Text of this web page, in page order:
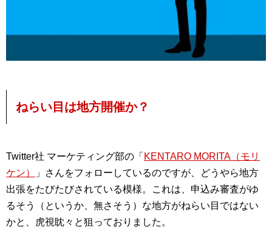
ねらい目は地方開催か？
Twitter社 マーケティング部の「 KENTARO MORITA（モリ
ケン）
」さんをフォローしているのですが、どうやら地方
出張をたびたびされている模様。これは、申込み審査がゆ
るそう（というか、無さそう）な地方がねらい目ではない
かと、虎視眈々と狙っておりました。